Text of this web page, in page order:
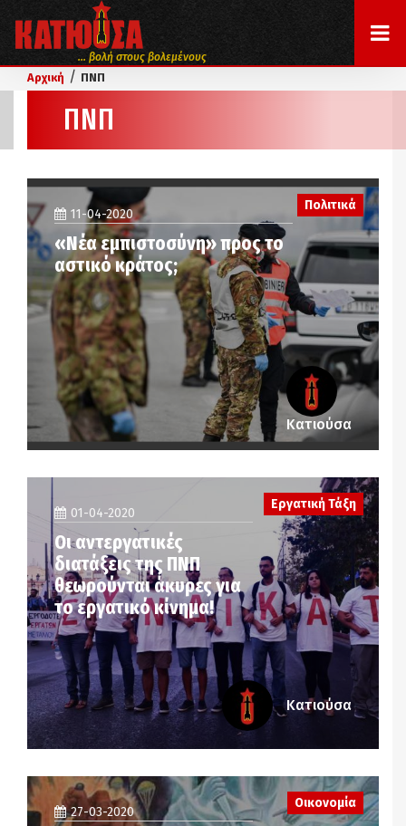
... βολή στους βολεμένους
Αρχική / ΠΝΠ
ΠΝΠ
Πολιτικά
11-04-2020
«Νέα εμπιστοσύνη» προς το
αστικό κράτος;
Κατιούσα
01-04-2020
Οι αντεργατικές
διατάξεις της ΠΝΠ
θεωρούνται άκυρες για
το εργατικό κίνημα!
Εργατική Τάξη
Κατιούσα
27-03-2020
Οικονομία